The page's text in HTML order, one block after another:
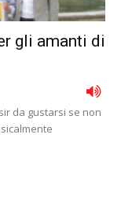
gli amanti di
da gustarsi se non